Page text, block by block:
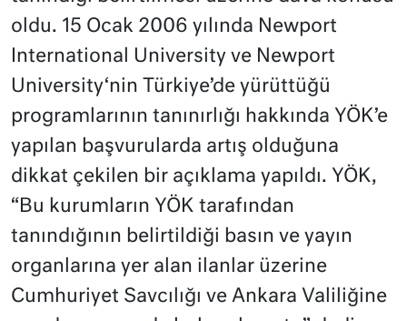
oldu. 15 Ocak 2006 yılında Newport
International University ve Newport
University‘nin Türkiye’de yürüttüğü
programlarının tanınırlığı hakkında YÖK’e
yapılan başvurularda artış olduğuna
dikkat çekilen bir açıklama yapıldı. YÖK,
“Bu kurumların YÖK tarafından
tanındığının belirtildiği basın ve yayın
organlarına yer alan ilanlar üzerine
Cumhuriyet Savcılığı ve Ankara Valiliğine